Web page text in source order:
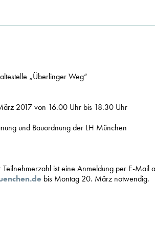
„Überlinger Weg“
2017 von 16.00 Uhr bis 18.30 Uhr
und Bauordnung der LH München
ist eine Anmeldung per E-Mail
bis Montag 20. März notwendig.